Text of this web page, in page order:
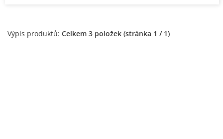
Výpis produktů: Celkem 3 položek (stránka 1 / 1)